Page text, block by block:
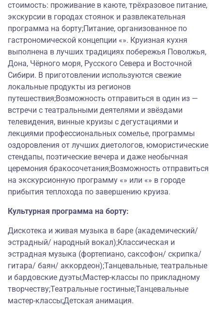
стоимость: проживание в каюте, трёхразовое питание,
экскурсии в городах стоянок и развлекательная
программа на борту;Питание, организованное по
гастрономической концепции «». Круизная кухня
выполнена в лучших традициях побережья Поволжья,
Дона, Чёрного моря, Русского Севера и Восточной
Сибири. В приготовлении используются свежие
локальные продукты из регионов
путешествия;Возможность отправиться в один из —
встречи с театральными деятелями и звёздами
телевидения, винные круизы с дегустациями и
лекциями профессиональных сомелье, программы
оздоровления от лучших диетологов, юмористические
стендапы, поэтические вечера и даже необычная
церемония бракосочетания;Возможность отправиться
на экскурсионную программу «» или «» в городе
прибытия теплохода по завершению круиза.
Культурная программа на борту:
Дискотека и живая музыка в баре (академический/
эстрадный/ народный вокал);Классическая и
эстрадная музыка (фортепиано, саксофон/ скрипка/
гитара/ баян/ аккордеон);Танцевальные, театральные
и бардовские дуэты;Мастер-классы по прикладному
творчеству;Театральные гостиные;Танцевальные
мастер-классы;Детская анимация.